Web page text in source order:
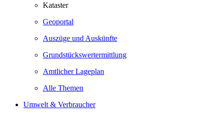
Kataster
Geoportal
Auszüge und Auskünfte
Grundstückswertermittlung
Amtlicher Lageplan
Alle Themen
Umwelt & Verbraucher